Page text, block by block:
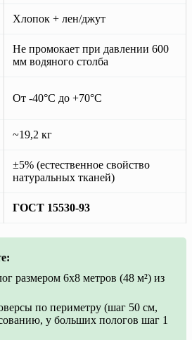
Хлопок + лен/джут
Не промокает при давлении 600
мм водяного столба
От -40°C до +70°C
~19,2 кг
±5% (естественное свойство
натуральных тканей)
ГОСТ 15530-93
размером 6х8 метров (48 м²) из
по периметру (шаг 50 см,
у больших пологов шаг 1